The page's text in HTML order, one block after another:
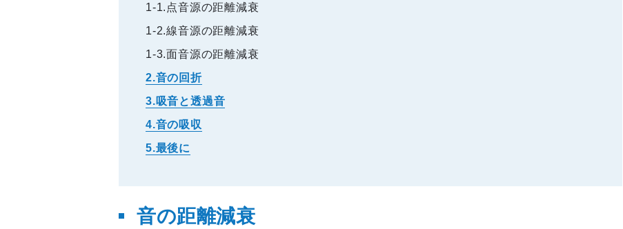
1-1.点音源の距離減衰
1-2.線音源の距離減衰
1-3.面音源の距離減衰
2.音の回折
3.吸音と透過音
4.音の吸収
5.最後に
音の距離減衰